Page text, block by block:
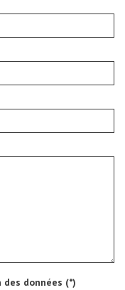
données (*)